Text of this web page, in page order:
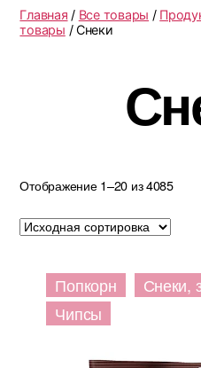
Главная / Все товары /
товары / Снеки
Отображение 1–20 из 4085
Попкорн Снеки,
Чипсы